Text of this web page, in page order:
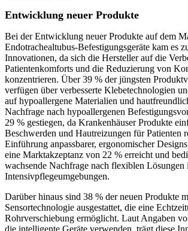
Entwicklung neuer Produkte
Bei der Entwicklung neuer Produkte auf dem
Endotrachealtubus-Befestigungsgeräte kam es
Innovationen, da sich die Hersteller auf die
Patientenkomforts und die Reduzierung von
konzentrieren. Über 39 % der jüngsten
verfügen über verbesserte Klebetechnologien
auf hypoallergene Materialien und
Nachfrage nach hypoallergenen
29 % gestiegen, da Krankenhäuser Produkte
Beschwerden und Hautreizungen für Patienten
Einführung anpassbarer, ergonomischer
eine Marktakzeptanz von 22 % erreicht und
wachsende Nachfrage nach flexiblen Lösungen
Intensivpflegeumgebungen.
Darüber hinaus sind 38 % der neuen Produkte
Sensortechnologie ausgestattet, die eine
Rohrverschiebung ermöglicht. Laut Angaben